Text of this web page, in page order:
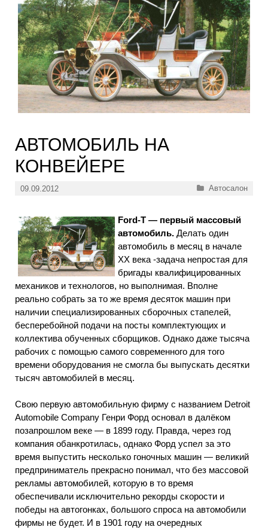
АВТОМОБИЛЬ НА
КОНВЕЙЕРЕ
09.09.2012 Рубрики
Автосалон
Ford-T — первый массовый
автомобиль. Делать один
автомобиль в месяц в начале
XX века -задача непростая для
бригады квалифицированных
механиков и технологов, но выполнимая. Вполне
реально собрать за то же время десяток машин при
наличии специализированных сборочных стапелей,
бесперебойной подачи на посты комплектующих и
коллектива обученных сборщиков. Однако даже тысяча
рабочих с помощью самого современного для того
времени оборудования не смогла бы выпускать десятки
тысяч автомобилей в месяц.
Свою первую автомобильную фирму с названием Detroit
Automobile Company Генри Форд основал в далёком
позапрошлом веке — в 1899 году. Правда, через год
компания обанкротилась, однако Форд успел за это
время выпустить несколько гоночных машин — великий
предприниматель прекрасно понимал, что без массовой
рекламы автомобилей, которую в то время
обеспечивали исключительно рекорды скорости и
победы на автогонках, большого спроса на автомобили
фирмы не будет. И в 1901 году на очередных